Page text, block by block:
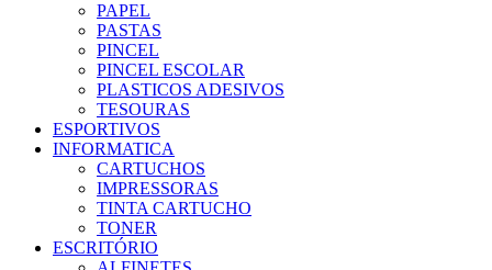
PAPEL
PASTAS
PINCEL
PINCEL ESCOLAR
PLASTICOS ADESIVOS
TESOURAS
ESPORTIVOS
INFORMATICA
CARTUCHOS
IMPRESSORAS
TINTA CARTUCHO
TONER
ESCRITÓRIO